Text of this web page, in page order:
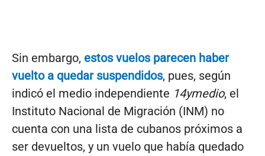
Sin embargo, estos vuelos parecen haber
vuelto a quedar suspendidos, pues, según
indicó el medio independiente 14ymedio, el
Instituto Nacional de Migración (INM) no
cuenta con una lista de cubanos próximos a
ser devueltos, y un vuelo que había quedado